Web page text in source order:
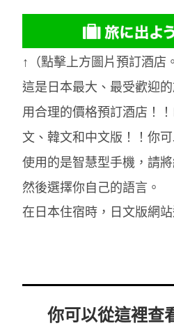
↑（點擊上方圖片預訂酒店
這是日本最大、最受歡迎
用合理的價格預訂酒店！
文、韓文和中文版！！你
使用的是智慧型手機，請
然後選擇你自己的語言。
在日本住宿時，日文版網
你可以從這裡查